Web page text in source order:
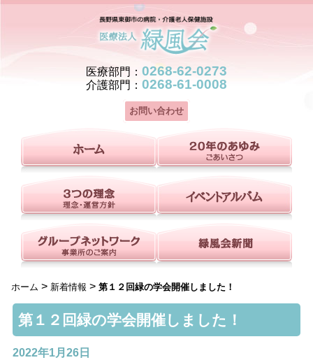
医療部門： 0268-62-0273
介護部門： 0268-61-0008
お問い合わせ
ホーム > 新着情報 > 第１２回緑の学会開催しました！
第１２回緑の学会開催しました！
2022年1月26日